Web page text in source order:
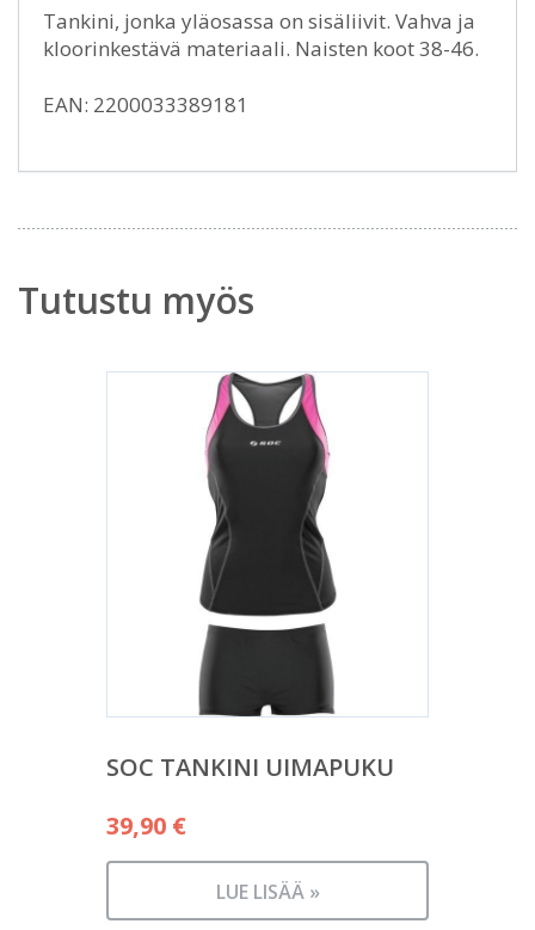
Tankini, jonka yläosassa on sisäliivit. Vahva ja
kloorinkestävä materiaali. Naisten koot 38-46.
EAN: 2200033389181
Tutustu myös
SOC TANKINI UIMAPUKU
39,90 €
LUE LISÄÄ »